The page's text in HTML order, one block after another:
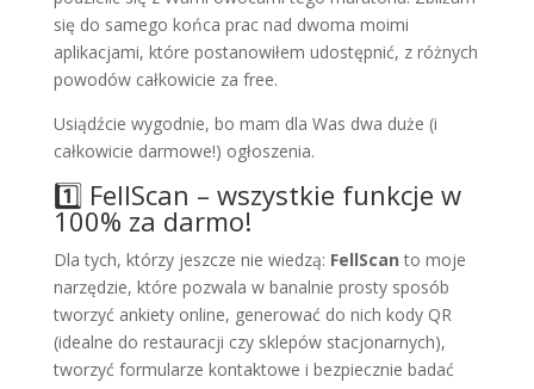
się do samego końca prac nad dwoma moimi
aplikacjami, które postanowiłem udostępnić, z różnych
powodów całkowicie za free.
Usiądźcie wygodnie, bo mam dla Was dwa duże (i
całkowicie darmowe!) ogłoszenia.
1️⃣ FellScan – wszystkie funkcje w
100% za darmo!
Dla tych, którzy jeszcze nie wiedzą: FellScan to moje
narzędzie, które pozwala w banalnie prosty sposób
tworzyć ankiety online, generować do nich kody QR
(idealne do restauracji czy sklepów stacjonarnych),
tworzyć formularze kontaktowe i bezpiecznie badać